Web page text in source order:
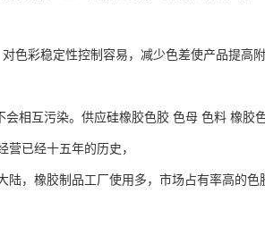
色彩稳定性控制容易，减少色差使产品提高附
相互污染。供应硅橡胶色胶 色母 色料 橡胶
已经十五年的历史，
，橡胶制品工厂使用多，市场占有率高的色